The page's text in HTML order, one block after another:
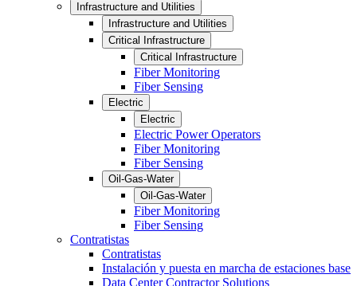
Infrastructure and Utilities
Infrastructure and Utilities
Critical Infrastructure
Critical Infrastructure
Fiber Monitoring
Fiber Sensing
Electric
Electric
Electric Power Operators
Fiber Monitoring
Fiber Sensing
Oil-Gas-Water
Oil-Gas-Water
Fiber Monitoring
Fiber Sensing
Contratistas
Contratistas
Instalación y puesta en marcha de estaciones base
Data Center Contractor Solutions